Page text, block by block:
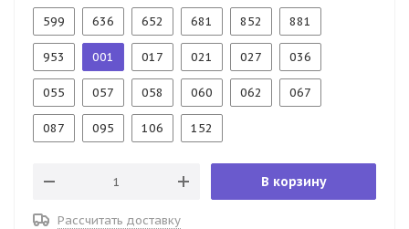
599 636 652 681 852 881
953 001 017 021 027 036
055 057 058 060 062 067
087 095 106 152
В корзину
Рассчитать доставку